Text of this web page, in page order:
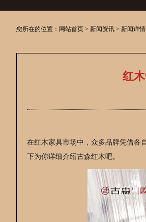
您所在的位置： 网站首页 > 新闻资讯 > 新闻详情
红
在红木家具市场中，众多品牌凭借各
下为你详细介绍古森红木吧。